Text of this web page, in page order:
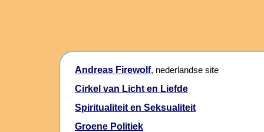
Andreas Firewolf, nederlandse site
Cirkel van Licht en Liefde
Spiritualiteit en Seksualiteit
Groene Politiek